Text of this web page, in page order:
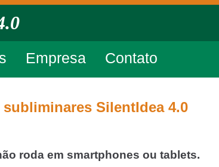
Empresa Contato
SilentIdea 4.0
roda em smartphones ou tablets.